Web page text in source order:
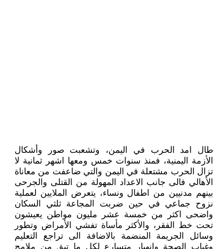
طال امد الحرب في اليمن، وتشعبت صور وأشكال
الأزمة اليمنية، فمنذ سنوات خمس ومعها اشهر ثمانية لا
تزال الحرب مشتعلة في اليمن والتي ضاعفت من معاناة
الأهالي فالى جانب الاعداد المهولة من القتلى والجرحى
بينهم مدنيين من اطفال ونساء، يتعرض الملايين لعملية
نزوح جماعي في حين ضربت المجاعة ثلثي السكان
واضحى اكثر من خمسة عشر مليون مواطن يعيشون
تحت خط الفقر، والأكثر مأساة تفشي الأمراض وتطور
وسائل الجريمة المنضمة بالاضافة الى تراجع التعليم
وغياب الصحة وانهيار متسارع لكل ما تبق من ملامح